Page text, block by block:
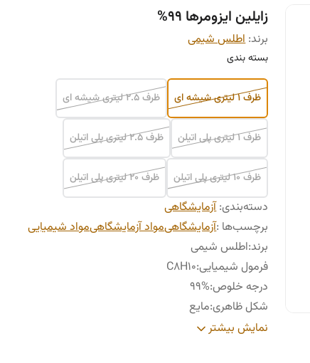
زایلین ایزومرها 99%
برند:اطلس شیمی
بسته بندی
ظرف 1 لیتری شیشه ای ظرف 2.5 لیتری شیشه ای
ظرف 1 لیتری پلی اتیلن ظرف 2.5 لیتری پلی اتیلن
ظرف 10 لیتری پلی اتیلن ظرف 20 لیتری پلی اتیلن
دسته‌بندی:آزمایشگاهی
برچسب‌ها :آزمایشگاهیمواد آزمایشگاهیمواد شیمیایی
برند:اطلس شیمی
فرمول شیمیایی:
C8H10
درجه خلوص:
99%
شکل ظاهری:مایع
بو:معطر
نمایش بیشتر